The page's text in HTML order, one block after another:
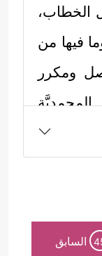
الخطاب،
فيها من
ومكرر
المحمديَّة
ويمكن
في هذا
قصَّة موسى
السابق